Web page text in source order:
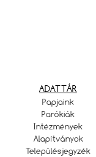
ADATTÁR
Papjaink
Parókiák
Intézmények
Alapítványok
Településjegyzék